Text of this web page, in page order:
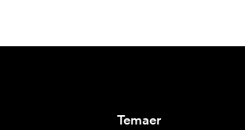
Temaer